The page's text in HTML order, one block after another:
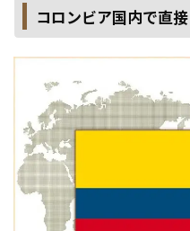
コロンビア国内で直